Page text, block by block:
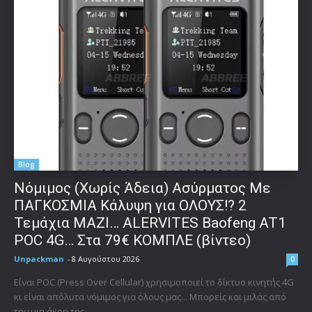
Blog
Νόμιμος (Χωρίς Άδεια) Ασύρματος Με
ΠΑΓΚΟΣΜΙΑ Κάλυψη για ΟΛΟΥΣ!? 2
Τεμάχια ΜΑΖΙ… ALERVITES Baofeng AT1
POC 4G… Στα 79€ ΚΟΜΠΛΕ (βίντεο)
Unpackman - 8 Αυγούστου 2026 0
Είναι POC (Press Over Cellular) χρησιμοποιεί το δίκτυο κινητής 4G
κι είναι απόλυτα νόμιμος για όλους μας... Μπορείς και μιλάς από